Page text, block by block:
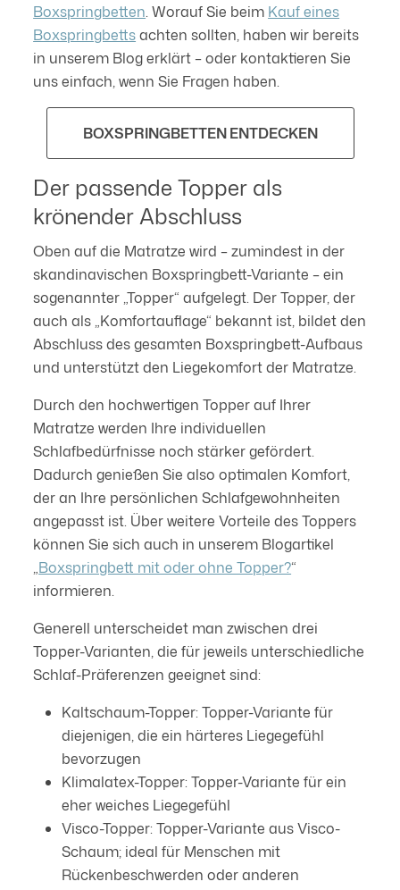
Boxspringbetten. Worauf Sie beim Kauf eines
Boxspringbettsachten sollten, haben wir bereits
in unserem Blog erklärt – oder kontaktieren Sie
uns einfach, wenn Sie Fragen haben.
BOXSPRINGBETTEN ENTDECKEN
Der passende Topper als
krönender Abschluss
Oben auf die Matratze wird – zumindest in der
skandinavischen Boxspringbett-Variante – ein
sogenannter „Topper“ aufgelegt. Der Topper, der
auch als „Komfortauflage“ bekannt ist, bildet den
Abschluss des gesamten Boxspringbett-Aufbaus
und unterstützt den Liegekomfort der Matratze.
Durch den hochwertigen Topper auf Ihrer
Matratze werden Ihre individuellen
Schlafbedürfnisse noch stärker gefördert.
Dadurch genießen Sie also optimalen Komfort,
der an Ihre persönlichen Schlafgewohnheiten
angepasst ist. Über weitere Vorteile des Toppers
können Sie sich auch in unserem Blogartikel
„Boxspringbett mit oder ohne Topper?“
informieren.
Generell unterscheidet man zwischen drei
Topper-Varianten, die für jeweils unterschiedliche
Schlaf-Präferenzen geeignet sind:
Kaltschaum-Topper: Topper-Variante für
diejenigen, die ein härteres Liegegefühl
bevorzugen
Klimalatex-Topper: Topper-Variante für ein
eher weiches Liegegefühl
Visco-Topper: Topper-Variante aus Visco-
Schaum; ideal für Menschen mit
Rückenbeschwerden oder anderen